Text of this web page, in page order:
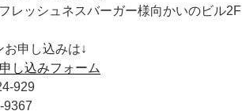
レッシュネスバーガー様向かいのビル2F
お申し込みは↓
し込みフォーム
929
9367